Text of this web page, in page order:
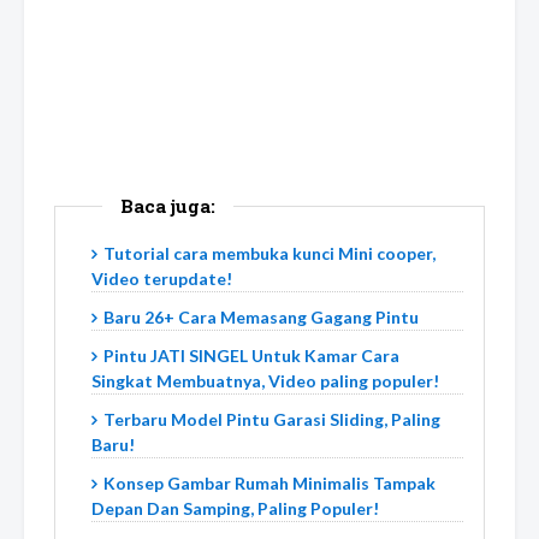
Baca juga:
Tutorial cara membuka kunci Mini cooper,
Video terupdate!
Baru 26+ Cara Memasang Gagang Pintu
Pintu JATI SINGEL Untuk Kamar Cara
Singkat Membuatnya, Video paling populer!
Terbaru Model Pintu Garasi Sliding, Paling
Baru!
Konsep Gambar Rumah Minimalis Tampak
Depan Dan Samping, Paling Populer!